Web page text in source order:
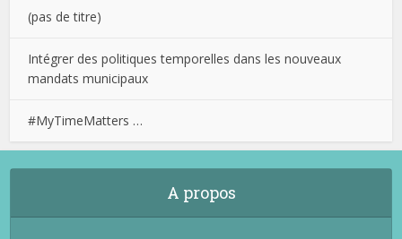
(pas de titre)
Intégrer des politiques temporelles dans les nouveaux
mandats municipaux
#MyTimeMatters …
A propos